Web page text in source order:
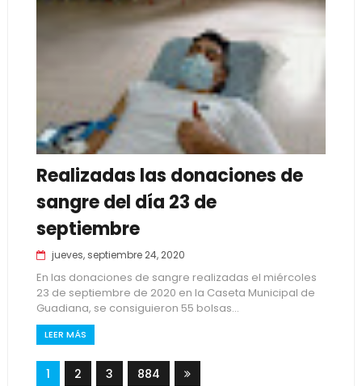
Realizadas las donaciones de
sangre del día 23 de
septiembre
jueves, septiembre 24, 2020
En las donaciones de sangre realizadas el miércoles
23 de septiembre de 2020 en la Caseta Municipal de
Guadiana, se consiguieron 55 bolsas...
LEER MÁS
1 2 3 884